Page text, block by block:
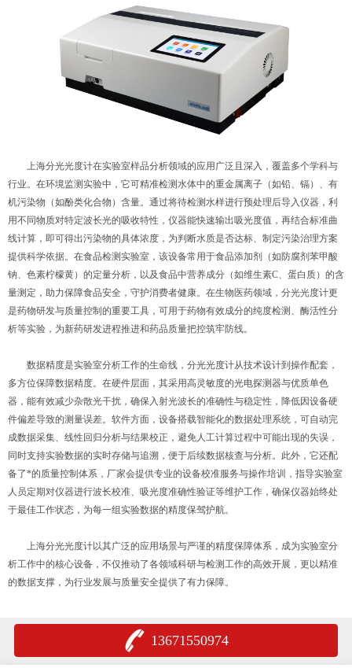
上海分光光度计在实验室样品分析领域的应用广泛且深入，覆盖多个学科与
行业。在环境监测实验中，它可精准检测水体中的重金属离子（如铅、镉）、有
机污染物（如酚类化合物）含量。通过将待检测水样进行预处理后导入仪器，利
用不同物质对特定波长光的吸收特性，仪器能快速输出吸光度值，再结合标准曲
线计算，即可得出污染物的具体浓度，为判断水质是否达标、制定污染治理方案
提供科学依据。在食品检测实验室，该设备常用于食品添加剂（如防腐剂苯甲酸
钠、色素柠檬黄）的定量分析，以及食品中营养成分（如维生素C、蛋白质）的含
量测定，助力保障食品安全，守护消费者健康。在生物医药领域，分光光度计更
是药物研发与质量控制的重要工具，可用于药物有效成分的纯度检测、酶活性分
析等实验，为新药研发进程推进和药品质量把控筑牢防线。
数据精度是实验室分析工作的生命线，分光光度计从技术设计到操作配套，
多方位保障数据精度。在硬件层面，其采用高灵敏度的光电探测器与优质单色
器，能有效减少杂散光干扰，确保入射光波长的准确性与稳定性，降低因设备硬
件偏差导致的测量误差。软件方面，设备搭载智能化的数据处理系统，可自动完
成数据采集、线性回归分析与结果校正，避免人工计算过程中可能出现的失误，
同时支持实验数据的实时存储与追溯，便于后续数据核查与分析。此外，它还配
备了*的质量控制体系，厂家会提供专业的设备校准服务与操作培训，指导实验室
人员定期对仪器进行波长校准、吸光度准确性验证等维护工作，确保仪器始终处
于最佳工作状态，为每一组实验数据的精度保驾护航。
上海分光光度计以其广泛的应用场景与严谨的精度保障体系，成为实验室分
析工作中的核心设备，不仅推动了各领域科研与检测工作的高效开展，更以精准
的数据支撑，为行业发展与质量安全提供了有力保障。
13671550974